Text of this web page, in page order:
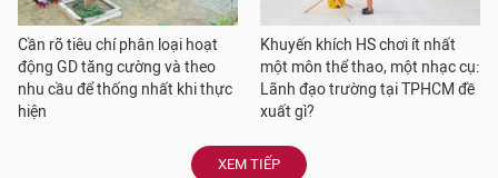
Cần rõ tiêu chí phân loại hoạt
động GD tăng cường và theo
nhu cầu để thống nhất khi thực
hiện
Khuyến khích HS chơi ít nhất
một môn thể thao, một nhạc cụ:
Lãnh đạo trường tại TPHCM đề
xuất gì?
XEM TIẾP